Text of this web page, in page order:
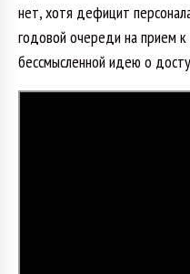
нет, хотя дефицит
годовой очереди на прием
бессмысленной идею о